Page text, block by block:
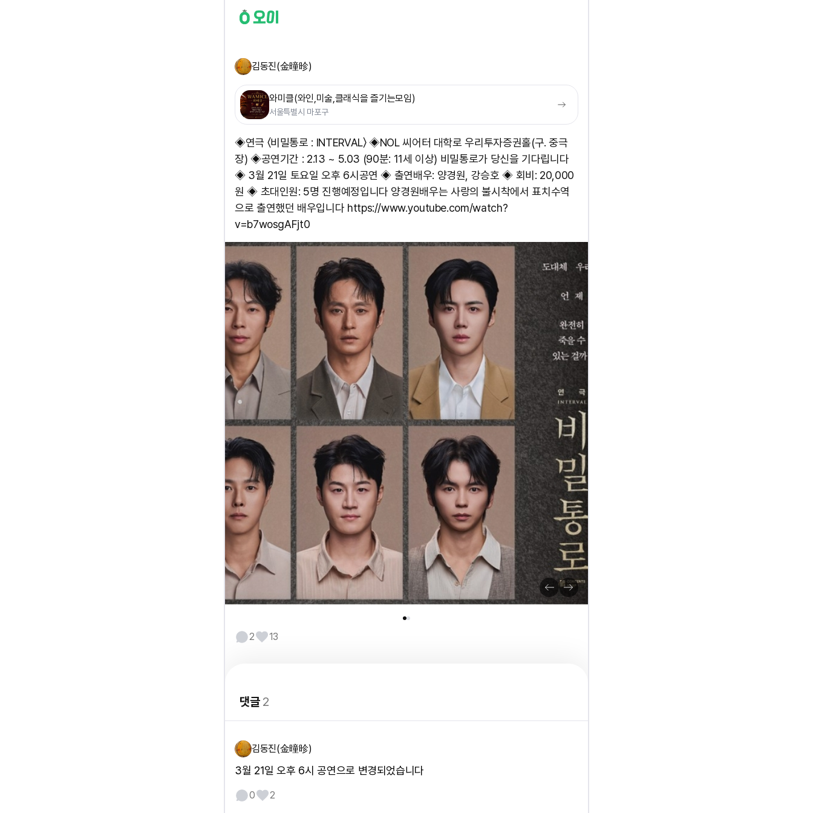
김동진(金曈昣)
와미클(와인,미술,클래식을 즐기는모임)
서울특별시 마포구
◈연극 〈비밀통로 : INTERVAL〉 ◈NOL 씨어터 대학로 우리투자증권홀(구. 중극
장) ◈공연기간 : 2.13 ~ 5.03 (90분: 11세 이상) 비밀통로가 당신을 기다립니다
◈ 3월 21일 토요일 오후 6시공연 ◈ 출연배우: 양경원, 강승호 ◈ 회비: 20,000
원 ◈ 초대인원: 5명 진행예정입니다 양경원배우는 사랑의 불시착에서 표치수역
으로 출연했던 배우입니다 https://www.youtube.com/watch?
v=b7wosgAFjt0
2 13
댓글2
김동진(金曈昣)
3월 21일 오후 6시 공연으로 변경되었습니다
0 2